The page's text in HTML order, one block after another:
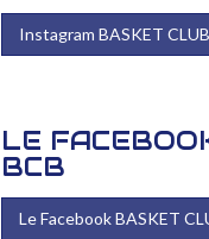
Instagram BASKET
LE
BCB
Le Facebook BASKET